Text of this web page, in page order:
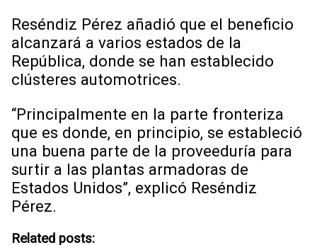
Reséndiz Pérez añadió que el beneficio
alcanzará a varios estados de la
República, donde se han establecido
clústeres automotrices.
“Principalmente en la parte fronteriza
que es donde, en principio, se estableció
una buena parte de la proveeduría para
surtir a las plantas armadoras de
Estados Unidos”, explicó Reséndiz
Pérez.
Related posts: